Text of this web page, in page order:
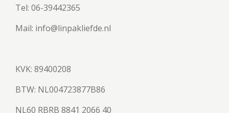
Tel: 06-39442365
Mail: info@linpakliefde.nl
KVK: 89400208
BTW: NL004723877B86
NL60 RBRB 8841 2066 40